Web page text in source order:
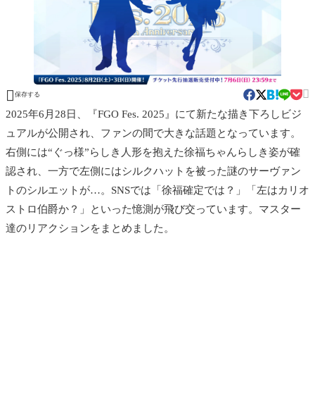
 保存する 
2025年6月28日、『FGO Fes. 2025』にて新たな描き下ろしビジ
ュアルが公開され、ファンの間で大きな話題となっています。
右側には“ぐっ様”らしき人形を抱えた徐福ちゃんらしき姿が確
認され、一方で左側にはシルクハットを被った謎のサーヴァン
トのシルエットが…。SNSでは「徐福確定では？」「左はカリオ
ストロ伯爵か？」といった憶測が飛び交っています。マスター
達のリアクションをまとめました。